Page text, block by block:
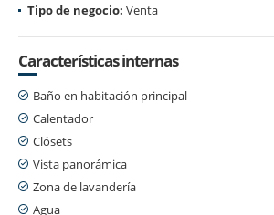
Tipo de negocio: Venta
Características internas
Baño en habitación principal
Calentador
Clósets
Vista panorámica
Zona de lavandería
Agua